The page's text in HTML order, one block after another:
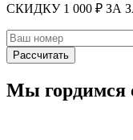
СКИДКУ 1 000 ₽
Мы гордимся